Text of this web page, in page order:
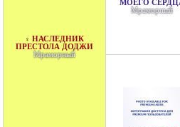
♀ НАСЛЕДНИК
ПРЕСТОЛА ДОДЖИ
Мраморный
МОЕГО
Мраморный